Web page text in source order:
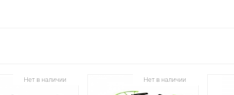
Нет в наличии Нет в наличии